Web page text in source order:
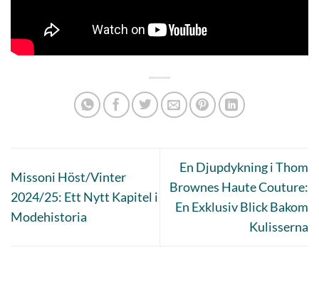
Missoni Höst/Vinter
2024/25: Ett Nytt Kapitel i
Modehistoria
En Djupdykning i Thom
Brownes Haute Couture:
En Exklusiv Blick Bakom
Kulisserna